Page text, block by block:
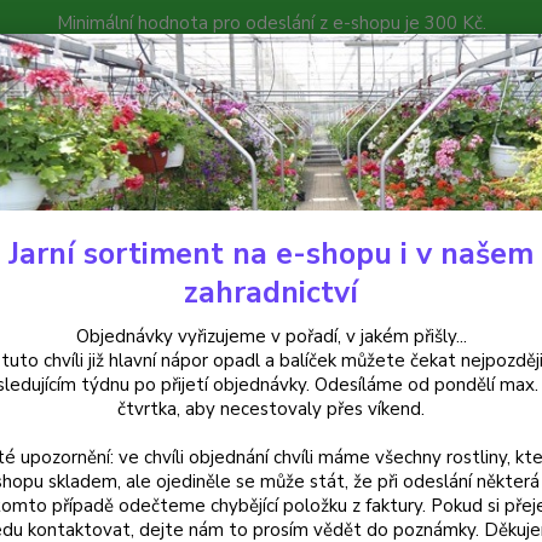
Minimální hodnota pro odeslání z e-shopu je 300 Kč.
můžete čekat nejpozději v následujícím týdnu po přijetí
Poradna Kontakty
Hledat
Pelargonie Pelargónie peltátum Rocky - muškát převislý plnokvětý - 1205
peltátum Rocky -
Jarní sortiment na e-shopu i v našem
zahradnictví
Objednávky vyřizujeme v pořadí, v jakém přišly...
chvíli již hlavní nápor opadl a balíček můžete čekat
týdnu po přijetí objednávky. Odesíláme od pondělí
čtvrtka, aby necestovaly přes víkend.
upozornění: ve chvíli objednání chvíli máme všechny rostliny,
skladem, ale ojediněle se může stát, že při odeslání některá
případě odečteme chybějící položku z faktury. Pokud si
kontaktovat, dejte nám to prosím vědět do poznámky.